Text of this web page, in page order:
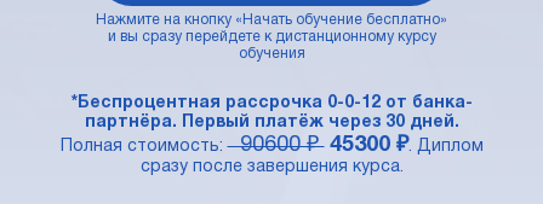
Нажмите на кнопку «Начать обучение бесплатно»
и вы сразу перейдете к дистанционному курсу
обучения
*Беспроцентная рассрочка 0-0-12 от банка-
партнёра. Первый платёж через 30 дней.
Полная стоимость:90600 ₽ 45300 ₽. Диплом
сразу после завершения курса.